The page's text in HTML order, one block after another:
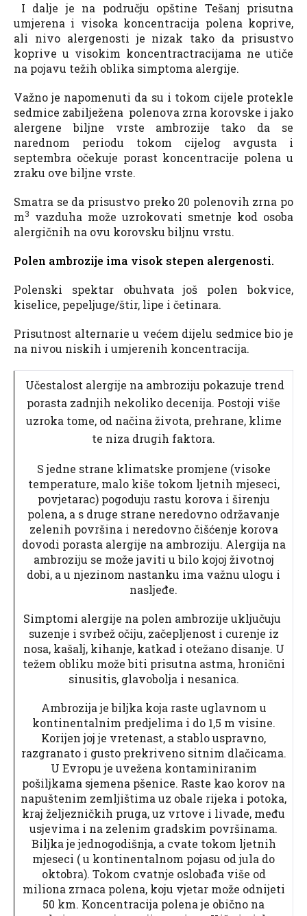
I dalje je na području opštine Tešanj prisutna
umjerena i visoka koncentracija polena koprive,
ali nivo alergenosti je nizak tako da prisustvo
koprive u visokim koncentractracijama ne utiče
na pojavu težih oblika simptoma alergije.
Važno je napomenuti da su i tokom cijele protekle
sedmice zabilježena polenova zrna korovske i jako
alergene biljne vrste ambrozije tako da se
narednom periodu tokom cijelog avgusta i
septembra očekuje porast koncentracije polena u
zraku ove biljne vrste.
Smatra se da prisustvo preko 20 polenovih zrna po
m3
vazduha može uzrokovati smetnje kod osoba
alergičnih na ovu korovsku biljnu vrstu.
Polen ambrozije ima visok stepen alergenosti.
Polenski spektar obuhvata još polen bokvice,
kiselice, pepeljuge/štir, lipe i četinara.
Prisutnost alternarie u većem dijelu sedmice bio je
na nivou niskih i umjerenih koncentracija.
Učestalost alergije na ambroziju pokazuje trend
porasta zadnjih nekoliko decenija. Postoji više
uzroka tome, od načina života, prehrane, klime
te niza drugih faktora.
S jedne strane klimatske promjene (visoke
temperature, malo kiše tokom ljetnih mjeseci,
povjetarac) pogoduju rastu korova i širenju
polena, a s druge strane neredovno održavanje
zelenih površina i neredovno čišćenje korova
dovodi porasta alergije na ambroziju. Alergija na
ambroziju se može javiti u bilo kojoj životnoj
dobi, a u njezinom nastanku ima važnu ulogu i
nasljeđe.
Simptomi alergije na polen ambrozije uključuju
suzenje i svrbež očiju, začepljenost i curenje iz
nosa, kašalj, kihanje, katkad i otežano disanje. U
težem obliku može biti prisutna astma, hronični
sinusitis, glavobolja i nesanica.
Ambrozija je biljka koja raste uglavnom u
kontinentalnim predjelima i do 1,5 m visine.
Korijen joj je vretenast, a stablo uspravno,
razgranato i gusto prekriveno sitnim dlačicama.
U Evropu je uvežena kontaminiranim
pošiljkama sjemena pšenice. Raste kao korov na
napuštenim zemljištima uz obale rijeka i potoka,
kraj željezničkih pruga, uz vrtove i livade, među
usjevima i na zelenim gradskim površinama.
Biljka je jednogodišnja, a cvate tokom ljetnih
mjeseci ( u kontinentalnom pojasu od jula do
oktobra). Tokom cvatnje oslobađa više od
miliona zrnaca polena, koju vjetar može odnijeti
50 km. Koncentracija polena je obično na